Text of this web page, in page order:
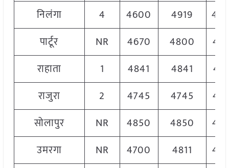
निलंगा
4 4600 4919
पार्टूर
NR 4670 4800
राहाता
1 4841 4841
राजुरा
2 4745 4745
सोलापुर
NR 4850 4850
उमरगा
NR 4700 4811